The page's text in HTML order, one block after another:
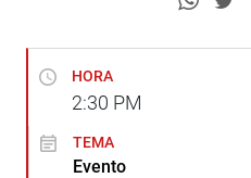
HORA
2:30 PM
TEMA
Evento